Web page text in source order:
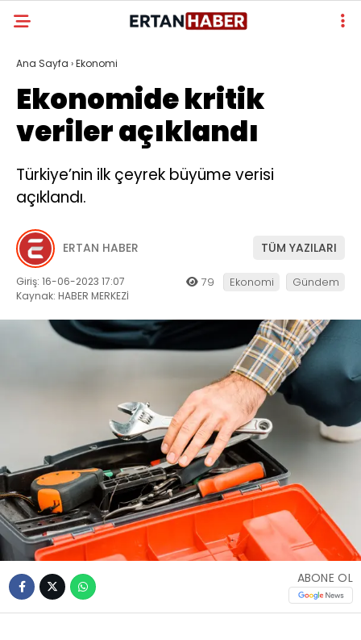
Ana Sayfa ›Ekonomi
Ekonomide kritik
veriler açıklandı
Türkiye’nin ilk çeyrek büyüme verisi
açıklandı.
ERTAN HABER TÜM YAZILARI
Giriş: 16-06-2023 17:07
Kaynak: HABER MERKEZİ
79 Ekonomi Gündem
ABONE OL